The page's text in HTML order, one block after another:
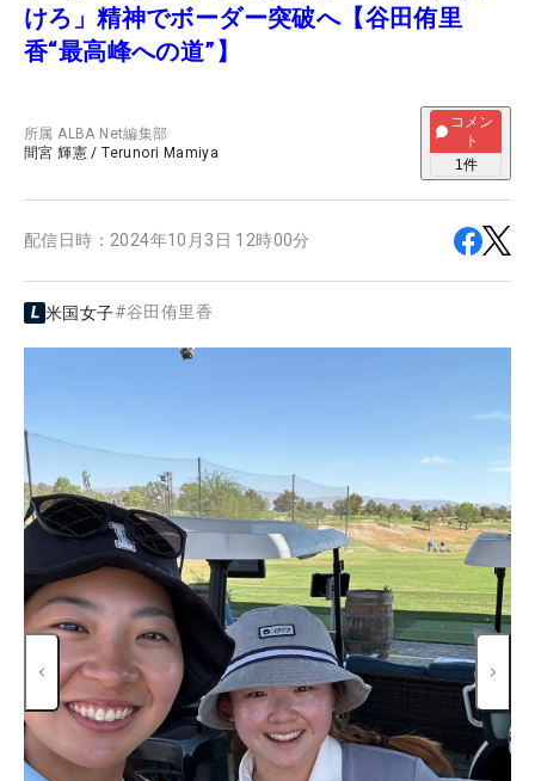
けろ」精神でボーダー突破へ【谷田侑里
香“最高峰への道”】
所属ALBA Net編集部
間宮 輝憲 /Terunori Mamiya
コメン
ト
1件
配信日時： 2024年10月3日 12時00分
米国女子#谷田侑里香